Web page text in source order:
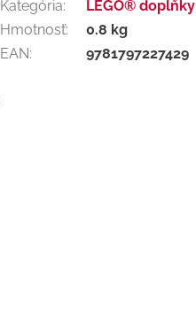
Kategória:
LEGO® doplňky
Hmotnosť:
0.8 kg
EAN: 9781797227429